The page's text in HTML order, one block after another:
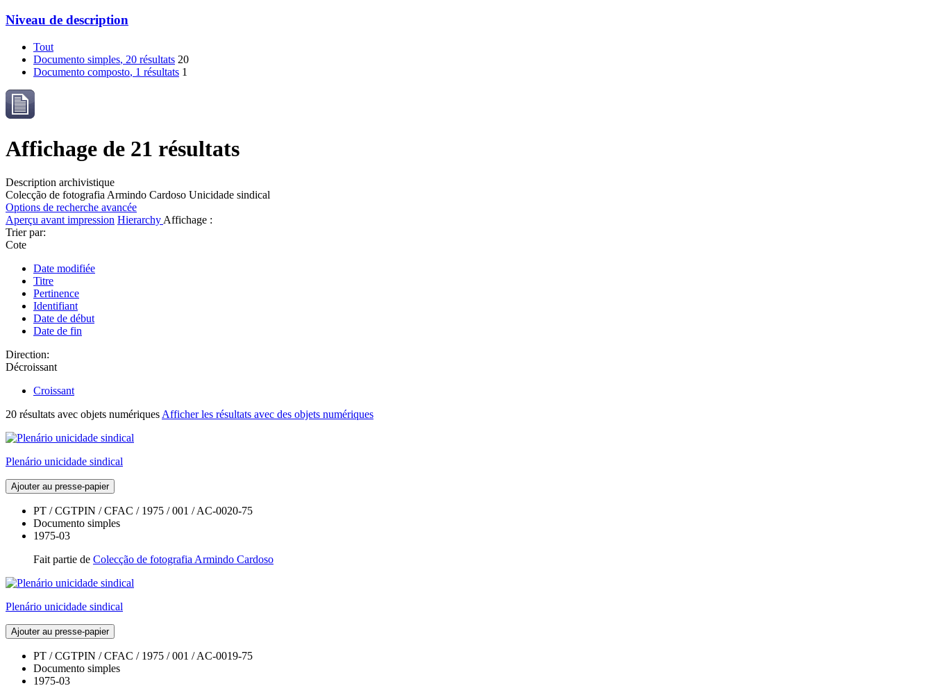
Niveau de description
Tout
Documento simples, 20 résultats 20
Documento composto, 1 résultats 1
Affichage de 21 résultats
Description archivistique
Colecção de fotografia Armindo Cardoso Unicidade sindical
Options de recherche avancée
Aperçu avant impression HierarchyAffichage :
Trier par:
Cote
Date modifiée
Titre
Pertinence
Identifiant
Date de début
Date de fin
Direction:
Décroissant
Croissant
20 résultats avec objets numériquesAfficher les résultats avec des objets numériques
Plenário unicidade sindical
Ajouter au presse-papier
PT / CGTPIN / CFAC / 1975 / 001 / AC-0020-75
Documento simples
1975-03
Fait partie de Colecção de fotografia Armindo Cardoso
Plenário unicidade sindical
Ajouter au presse-papier
PT / CGTPIN / CFAC / 1975 / 001 / AC-0019-75
Documento simples
1975-03